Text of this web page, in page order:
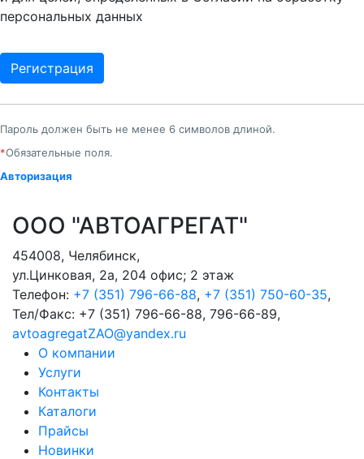
персональных данных
Пароль должен быть не менее 6 символов длиной.
*Обязательные поля.
Авторизация
ООО "АВТОАГРЕГАТ"
454008, Челябинск,
ул.Цинковая, 2а, 204 офис; 2 этаж
Телефон: +7 (351) 796-66-88, +7 (351) 750-60-35,
Тел/Факс: +7 (351) 796-66-88, 796-66-89,
avtoagregatZAO@yandex.ru
О компании
Услуги
Контакты
Каталоги
Прайсы
Новинки